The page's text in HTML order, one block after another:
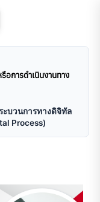
อการดำเนินงานทาง
บวนการทางดิจิทัล
Process)